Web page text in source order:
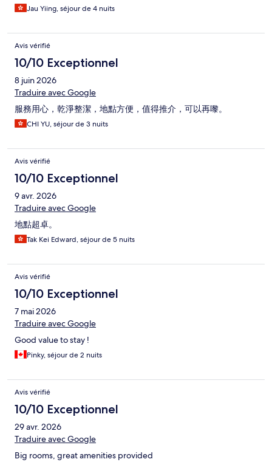
Jau Yiing, séjour de 4 nuits
Avis vérifié
10/10 Exceptionnel
8 juin 2026
Traduire avec Google
服務用心，乾淨整潔，地點方便，值得推介，可以再嚟。
CHI YU, séjour de 3 nuits
Avis vérifié
10/10 Exceptionnel
9 avr. 2026
Traduire avec Google
地點超卓。
Tak Kei Edward, séjour de 5 nuits
Avis vérifié
10/10 Exceptionnel
7 mai 2026
Traduire avec Google
Good value to stay !
Pinky, séjour de 2 nuits
Avis vérifié
10/10 Exceptionnel
29 avr. 2026
Traduire avec Google
Big rooms, great amenities provided